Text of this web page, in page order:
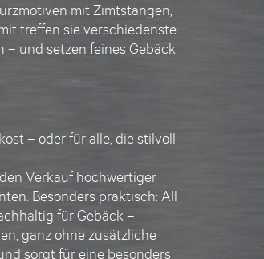
mit Zimtstangen,
treffen sie verschiedenste
– und setzen feines Gebäck
– oder für alle, die stilvoll
Verkauf hochwertiger
Besonders praktisch: All
für Gebäck –
ganz ohne zusätzliche
sorgt für eine besonders